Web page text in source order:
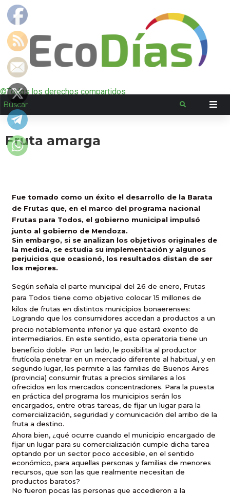
©Todos los derechos compartidos
Fruta amarga
Fue tomado como un éxito el desarrollo de la Barata
de Frutas que, en el marco del programa nacional
Frutas para Todos, el gobierno municipal impulsó
junto al gobierno de Mendoza.
Sin embargo, si se analizan los objetivos originales de
la medida, se estudia su implementación y algunos
perjuicios que ocasionó, los resultados distan de ser
los mejores.
Según señala el parte municipal del 26 de enero, Frutas
para Todos tiene como objetivo colocar 15 millones de
kilos de frutas en distintos municipios bonaerenses:
Logrando que los consumidores accedan a productos a un
precio notablemente inferior ya que estará exento de
intermediarios. En este sentido, esta operatoria tiene un
beneficio doble. Por un lado, le posibilita al productor
frutícola penetrar en un mercado diferente al habitual, y en
segundo lugar, les permite a las familias de Buenos Aires
(provincia) consumir frutas a precios similares a los
ofrecidos en los mercados concentradores. Para la puesta
en práctica del programa los municipios serán los
encargados, entre otras tareas, de fijar un lugar para la
comercialización, seguridad y comunicación del arribo de la
fruta a destino.
Ahora bien, ¿qué ocurre cuando el municipio encargado de
fijar un lugar para su comercialización cumple dicha tarea
optando por un sector poco accesible, en el sentido
económico, para aquellas personas y familias de menores
recursos, que son las que realmente necesitan de
productos baratos?
No fueron pocas las personas que accedieron a la